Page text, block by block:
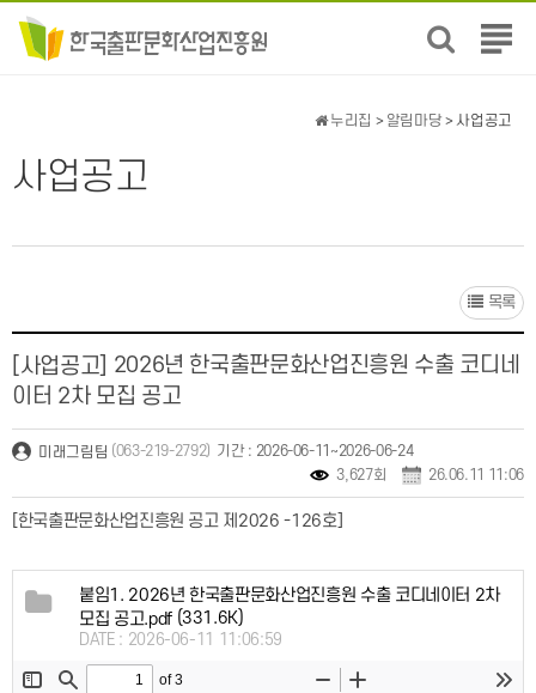
전
뉴
사업공고
누리집 > 알림마당 > 사업공고
목록
[사업공고]
2026년 한국출판문화산업진흥원 수출 코디네
이터 2차 모집 공고
미래그림팀 (063-219-2792) 기간 : 2026-06-11~2026-06-24
3,627회
26.06.11 11:06
[한국출판문화산업진흥원 공고 제2026 -126호]
붙임1. 2026년 한국출판문화산업진흥원 수출 코디네이터 2차
모집 공고.pdf(331.6K)
DATE : 2026-06-11 11:06:59